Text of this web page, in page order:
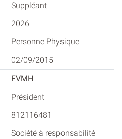
Suppléant
2026
Personne Physique
02/09/2015
FVMH
Président
812116481
Société à responsabilité